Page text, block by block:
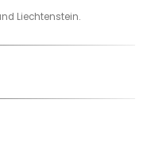
Liechtenstein.